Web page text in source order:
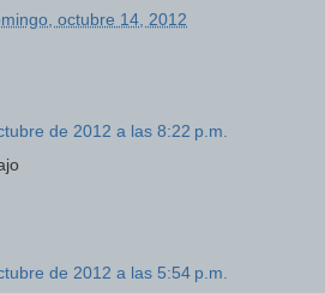
octubre 14, 2012
de 2012 a las 8:22 p.m.
de 2012 a las 5:54 p.m.